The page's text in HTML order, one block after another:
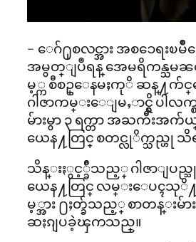
– ေဂ်႐ုစလင္အား အစၥေရးၿ
အမွတ္ျပဳရန္ အေမရိကန္သမၼ
မ့္က စီစဥ္ေနမႈကုိ ဆန္႔က်
ဂါဇာကမ္းေျမႇာင္ရွိ ပါ
မ်ားမွာ ၃ ရက္တာ အႀကီးအက်
ယေန႔တြင္ စတင္လုိက္သည္ဟု
သိန္းႏွင့္ခ်ီသည့္ ဂါဇာျပည္သူ
ယေန႔တြင္ လမ္းေပၚသုိ႔
မ့္အား ႐ႈတ္ခ်သည့္ စာတန္း
ဆႏၵျပခဲ့ၾကသည္။